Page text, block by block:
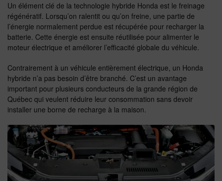
Un élément clé de la technologie hybride Honda est le freinage
régénératif. Lorsqu’on ralentit ou qu’on freine, une partie de
l’énergie normalement perdue est récupérée pour recharger la
batterie. Cette énergie est ensuite réutilisée pour alimenter le
moteur électrique et améliorer l’efficacité globale du véhicule.
Contrairement à un véhicule entièrement électrique, un Honda
hybride n’a pas besoin d’être branché. C’est un avantage
important pour plusieurs conducteurs de la grande région de
Québec qui veulent réduire leur consommation sans devoir
installer une borne de recharge à la maison.